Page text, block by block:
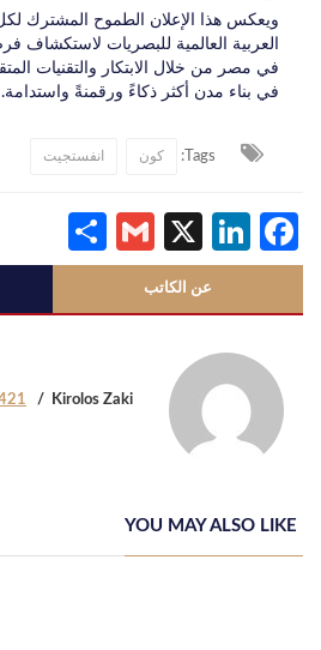
العربية العالمية للبصريات لاستكشاف
في مصر من خلال الابتكار والتقنيات
في بناء مدن أكثر ذكاءً ورقمنةً واستدامة.
Tags: كون انفستجيت
Facebook
LinkedIn
X
Gmail
عن الكاتب
Kirolos Zaki
421
YOU MAY ALSO LIKE